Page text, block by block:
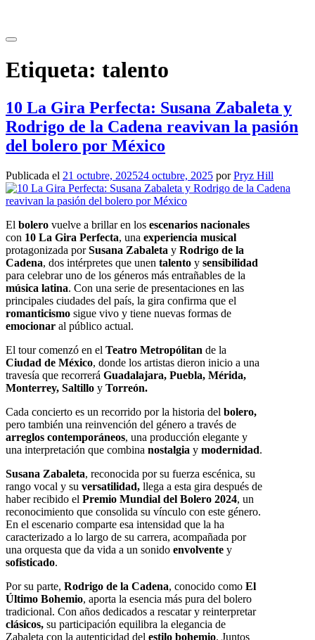
contenido
Etiqueta: talento
10 La Gira Perfecta: Susana Zabaleta y
Rodrigo de la Cadena reavivan la pasión
del bolero por México
Publicada el 21 octubre, 202524 octubre, 2025 porPryz Hill
El bolero vuelve a brillar en los escenarios nacionales
con 10 La Gira Perfecta, una experiencia musical
protagonizada porSusana Zabaleta y Rodrigo de la
Cadena, dos intérpretes que unen talento y sensibilidad
para celebrar uno de los géneros más entrañables de la
música latina. Con una serie de presentaciones en las
principales ciudades del país, la gira confirma que el
romanticismo sigue vivo y tiene nuevas formas de
emocionar al público actual.
El tour comenzó en el Teatro Metropólitan de la
Ciudad de México, donde los artistas dieron inicio a una
travesía que recorrerá Guadalajara, Puebla, Mérida,
Monterrey, Saltillo y Torreón.
Cada concierto es un recorrido por la historia del bolero,
pero también una reinvención del género a través de
arreglos contemporáneos, una producción elegante y
una interpretación que combina nostalgia y modernidad.
Susana Zabaleta, reconocida por su fuerza escénica, su
rango vocal y su versatilidad, llega a esta gira después de
haber recibido el Premio Mundial del Bolero 2024, un
reconocimiento que consolida su vínculo con este género.
En el escenario comparte esa intensidad que la ha
caracterizado a lo largo de su carrera, acompañada por
una orquesta que da vida a un sonido envolvente y
sofisticado.
Por su parte, Rodrigo de la Cadena, conocido como El
Último Bohemio, aporta la esencia más pura del bolero
tradicional. Con años dedicados a rescatar y reinterpretar
clásicos, su participación equilibra la elegancia de
Zabaleta con la autenticidad del estilo bohemio. Juntos